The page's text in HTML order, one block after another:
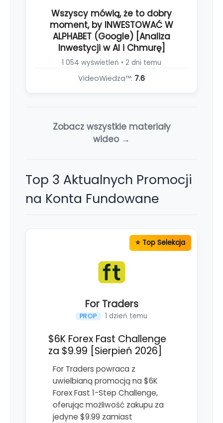
Wszyscy mówią, że to dobry
moment, by INWESTOWAĆ W
ALPHABET (Google) [Analiza
Inwestycji w AI i Chmurę]
1 054 wyświetleń • 2 dni temu
VideoWiedza™: 7.6
Zobacz wszystkie materiały
wideo →
Top 3 Aktualnych Promocji
na Konta Fundowane
For Traders
PROP 1 dzień temu
$6K Forex Fast Challenge
za $9.99 [Sierpień 2026]
For Traders powraca z
uwielbianą promocją na $6K
Forex Fast 1-Step Challenge,
oferując możliwość zakupu za
jedyne $9.99 zamiast